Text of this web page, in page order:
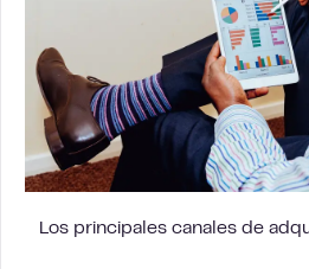
Los principales canales de